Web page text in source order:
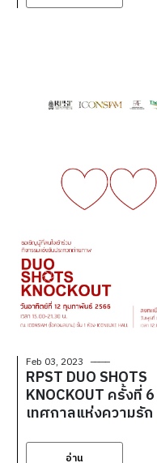
Feb 03, 2023
RPST DUO SHOTS
KNOCKOUT ครั้งที่ 6
เทศกาลแห่งความรัก
อ่าน